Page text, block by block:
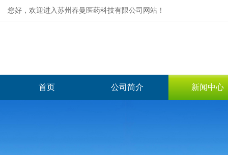
您好，欢迎进入苏州春曼医药科技有限公司网站！
首页 公司简介 新闻中心